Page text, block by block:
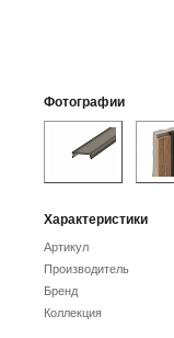
Фотографии
Характеристики
Артикул
Производитель
Бренд
Коллекция